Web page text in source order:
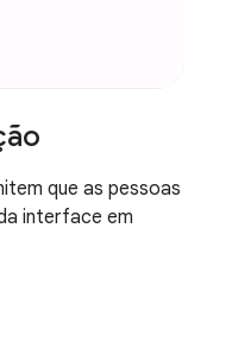
que as pessoas
interface em